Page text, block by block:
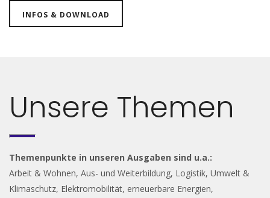
INFOS & DOWNLOAD
Unsere Themen
Themenpunkte in unseren Ausgaben sind u.a.:
Arbeit & Wohnen, Aus- und Weiterbildung, Logistik, Umwelt &
Klimaschutz, Elektromobilität, erneuerbare Energien,